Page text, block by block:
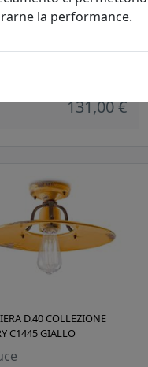
131,00 €
D.40 COLLEZIONE
C1445 GIALLO
la performance.